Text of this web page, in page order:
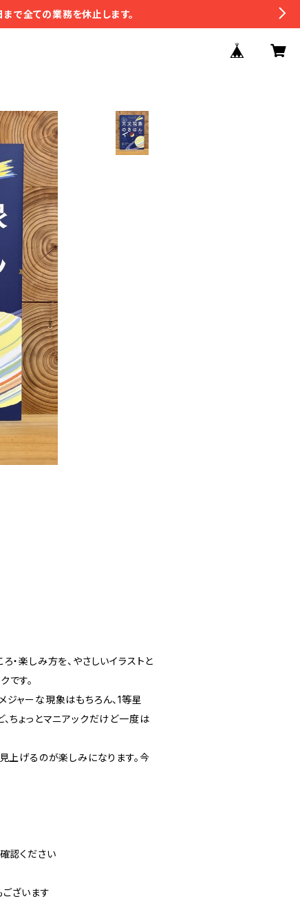
で全ての業務を休止します。
・楽しみ方を、やさしいイラストと
です。
ャーな現象はもちろん、1等星
ちょっとマニアックだけど一度は
上げるのが楽しみになります。今
認ください
ざいます